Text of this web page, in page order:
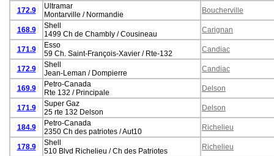
172.9
Ultramar
Montarville / Normandie
Boucherville
168.9
Shell
1499 Ch de Chambly / Cousineau
Carignan
171.9
Esso
59 Ch. Saint-François-Xavier / Rte-132
Candiac
172.9
Shell
Jean-Leman / Dompierre
Candiac
169.9
Petro-Canada
Rte 132 / Principale
Delson
171.9
Super Gaz
25 rte 132 Delson
Delson
184.9
Petro-Canada
2350 Ch des patriotes / Aut10
Richelieu
178.9
Shell
510 Blvd Richelieu / Ch des Patriotes
Richelieu